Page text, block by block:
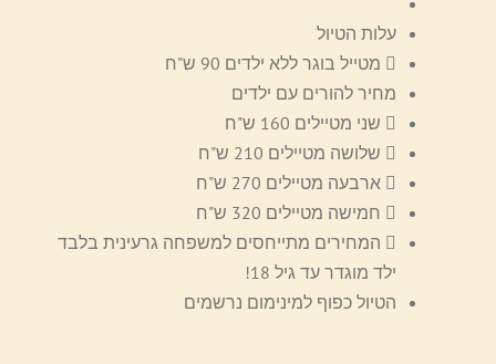
עלות הטיול
מטייל בוגר ללא ילדים 90 ש"ח
מחיר להורים עם ילדים
שני מטיילים 160 ש"ח
שלושה מטיילים 210 ש"ח
ארבעה מטיילים 270 ש"ח
חמישה מטיילים 320 ש"ח
המחירים מתייחסים למשפחה גרעינית בלבד
ילד מוגדר עד גיל 18!
הטיול כפוף למינימום נרשמים